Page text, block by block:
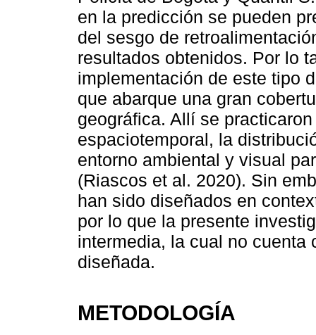
en la predicción se pueden
del sesgo de
resultados obtenidos. Por lo
implementación de este tipo
que abarque una gran
geográfica. Allí se
espaciotemporal, la
entorno ambiental y visual
(Riascos et al. 2020). Sin
han sido diseñados en
por lo que la presente
intermedia, la cual no cuenta
diseñada.
METODOLOGÍA